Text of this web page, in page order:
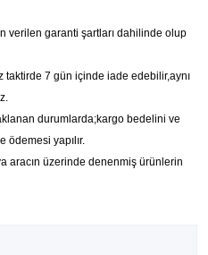
verilen garanti şartları dahilinde olup
taktirde 7 gün içinde iade edebilir,aynı
durumlarda;kargo bedelini ve
ödemesi yapılır.
aracın üzerinde denenmiş ürünlerin